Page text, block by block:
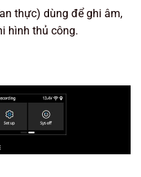
thực) dùng để ghi âm,
hình thủ công.